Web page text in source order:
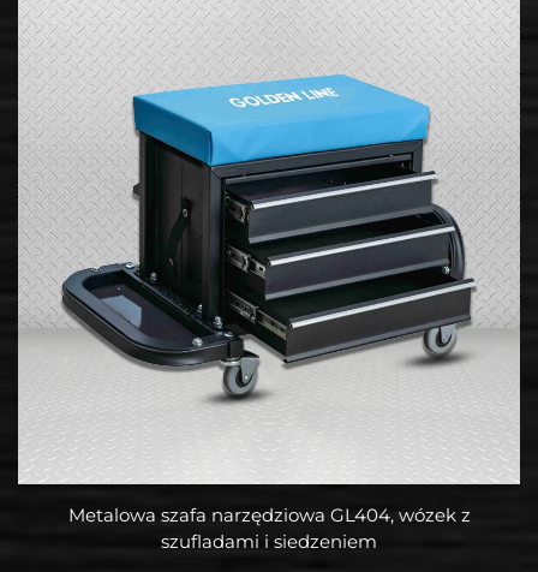
Metalowa szafa narzędziowa GL404, wózek z
szufladami i siedzeniem